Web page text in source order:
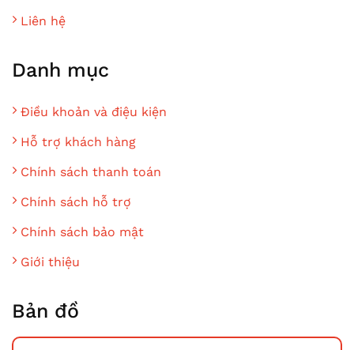
Liên hệ
Danh mục
Điều khoản và điệu kiện
Hỗ trợ khách hàng
Chính sách thanh toán
Chính sách hỗ trợ
Chính sách bảo mật
Giới thiệu
Bản đồ